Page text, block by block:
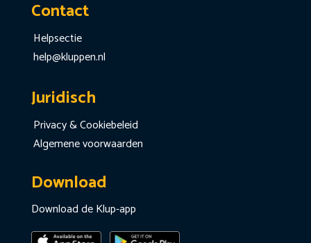
Contact
Helpsectie
help@kluppen.nl
Juridisch
Privacy & Cookiebeleid
Algemene voorwaarden
Download
Download de Klup-app